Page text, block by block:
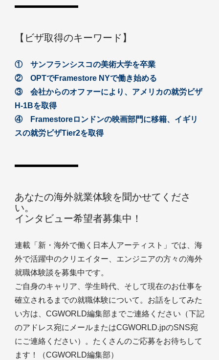
【ビザ取得のキーワード】
① サンフランシスコの美術大学を卒業
② OPTでFramestore NYで働き始める
③ 会社からのオファーにより、アメリカの就労ビザ
H-1Bを取得
④ Framestoreロンドンの映画部門に移籍、イギリ
スの就労ビザTier2を取得
あなたの海外就業体験を聞かせてくださ
い。
インタビュー希望者募集中！
連載「新・海外で働く日本人アーティスト」では、海
外で活躍中のクリエイター、エンジニアの方々の海外
就職体験談を募集中です。
ご自身のキャリア、学生時代、そして現在のお仕事を
確立されるまでの就職体験について。お話をしてみた
い方は、CGWORLD編集部までご連絡ください（下記
のアドレス宛にメールまたはCGWORLD.jpのSNS宛
にご連絡ください）。たくさんのご応募をお待ちして
ます！（CGWORLD編集部）